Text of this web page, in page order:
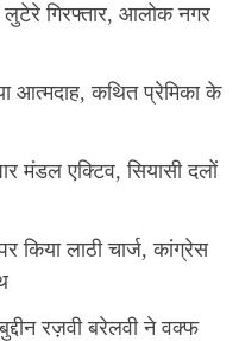
गिरफ्तार, आलोक नगर
आत्मदाह, कथित प्रेमिका के
मंडल एक्टिव, सियासी दलों
किया लाठी चार्ज, कांग्रेस
रज़वी बरेलवी ने वक्फ